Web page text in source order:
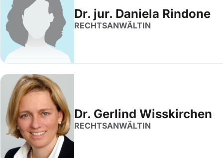
Dr. jur. Daniela Rindone
RECHTSANWÄLTIN
Dr. Gerlind Wisskirchen
RECHTSANWÄLTIN